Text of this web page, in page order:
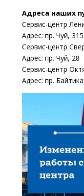
Адреса наших
Сервис-центр
Адрес: пр. Чуй, 315
Сервис-центр
Адрес: пр. Чуй, 28
Сервис-центр
Адрес: пр.